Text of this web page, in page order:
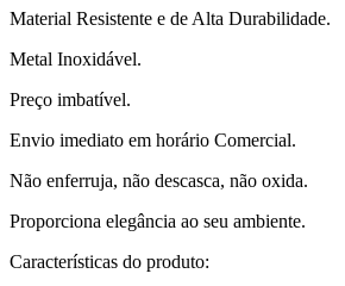
Material Resistente e de Alta Durabilidade.
Metal Inoxidável.
Preço imbatível.
Envio imediato em horário Comercial.
Não enferruja, não descasca, não oxida.
Proporciona elegância ao seu ambiente.
Características do produto: